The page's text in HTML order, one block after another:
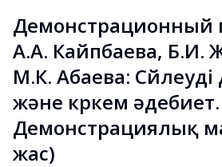
Демонстрационный
А.А. Кайпбаева, Б.И.
М.К. Абаева:
және көркем әдебиет.
Демонстрациялық
жас)